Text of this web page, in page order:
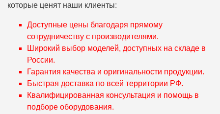
которые ценят наши клиенты:
Доступные цены благодаря прямому
сотрудничеству с производителями.
Широкий выбор моделей, доступных на складе в
России.
Гарантия качества и оригинальности продукции.
Быстрая доставка по всей территории РФ.
Квалифицированная консультация и помощь в
подборе оборудования.